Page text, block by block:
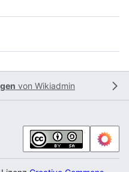
von Wikiadmin